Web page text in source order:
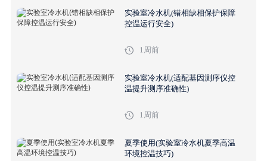
实验室冷水机(错相缺相保护保障
控温运行安全)
1周前
实验室冷水机(适配基因测序仪控
温提升测序准确性)
1周前
夏季使用(实验室冷水机夏季高温
环境控温技巧)